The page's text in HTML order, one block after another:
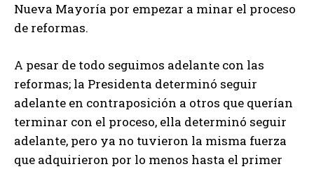
Nueva Mayoría por empezar a minar el proceso
de reformas.
A pesar de todo seguimos adelante con las
reformas; la Presidenta determinó seguir
adelante en contraposición a otros que querían
terminar con el proceso, ella determinó seguir
adelante, pero ya no tuvieron la misma fuerza
que adquirieron por lo menos hasta el primer